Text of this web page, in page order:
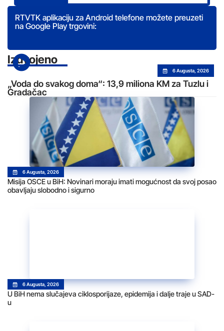
RTVTK aplikaciju za Android telefone možete preuzeti
na Google Play trgovini:
Izdvojeno
6 Augusta, 2026
„Voda do svakog doma“: 13,9 miliona KM za Tuzlu i
Gradačac
6 Augusta, 2026
Misija OSCE u BiH: Novinari moraju imati mogućnost da svoj posao
obavljaju slobodno i sigurno
6 Augusta, 2026
U BiH nema slučajeva ciklosporijaze, epidemija i dalje traje u SAD-
u